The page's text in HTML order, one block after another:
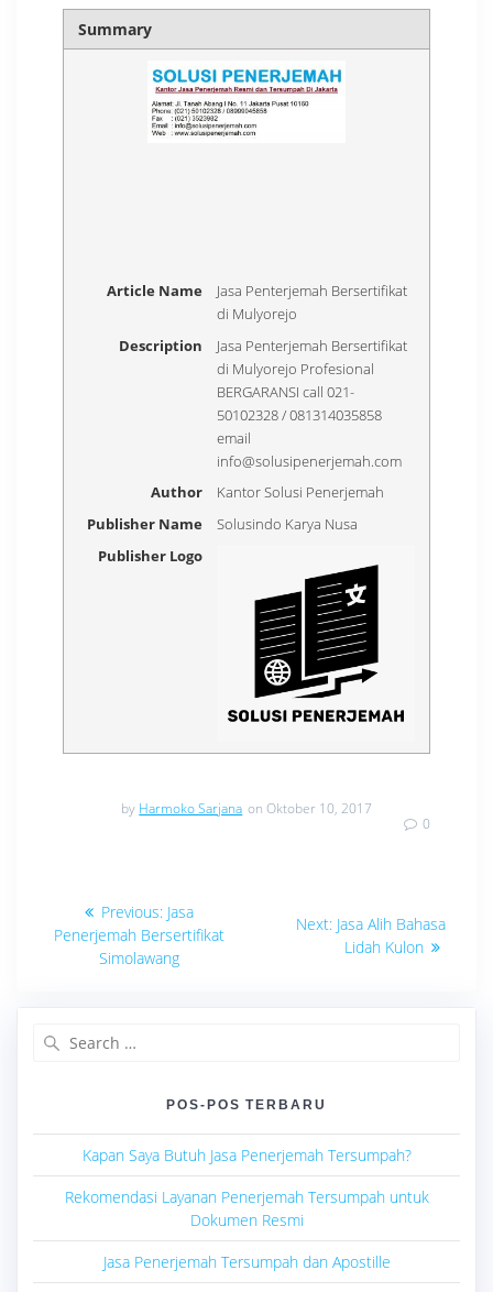
Summary
Article Name
Jasa Penterjemah Bersertifikat
di Mulyorejo
Description
Jasa Penterjemah Bersertifikat
di Mulyorejo Profesional
BERGARANSI call 021-
50102328 / 081314035858
email
info@solusipenerjemah.com
Author
Kantor Solusi Penerjemah
Publisher Name
Solusindo Karya Nusa
Publisher Logo
by Harmoko Sarjana on Oktober 10, 2017
0
Navigasi
pos
Previous: Previous
post:
Jasa
Penerjemah Bersertifikat
Simolawang
Next: Next
post:
Jasa Alih Bahasa
Lidah Kulon
POS-POS TERBARU
Kapan Saya Butuh Jasa Penerjemah Tersumpah?
Rekomendasi Layanan Penerjemah Tersumpah untuk
Dokumen Resmi
Jasa Penerjemah Tersumpah dan Apostille